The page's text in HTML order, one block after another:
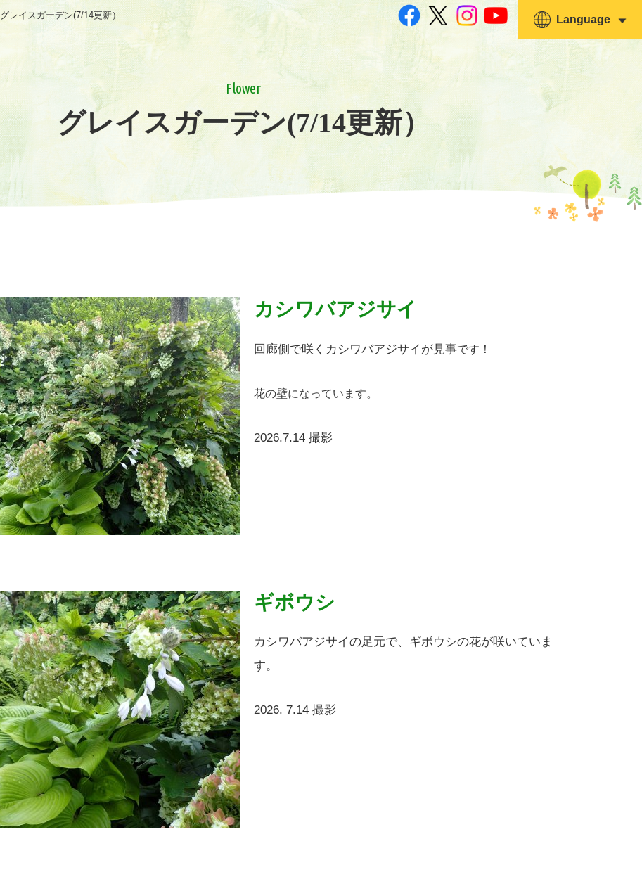
グレイスガーデン(7/14更新）
Flower
グレイスガーデン(7/14更新）
Language
カシワバアジサイ
回廊側で咲くカシワバアジサイが見事です！
花の壁になっています。
2026.7.14 撮影
ギボウシ
カシワバアジサイの足元で、ギボウシの花が咲いていま
す。
2026. 7.14 撮影